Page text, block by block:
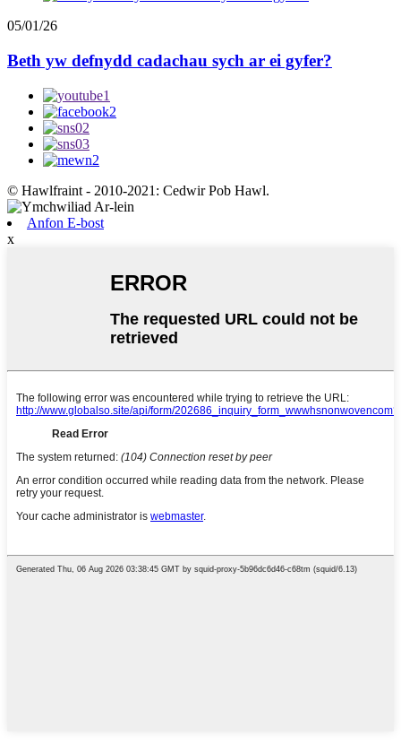
05/01/26
Beth yw defnydd cadachau sych ar ei gyfer?
© Hawlfraint - 2010-2021: Cedwir Pob Hawl.
Anfon E-bost
x